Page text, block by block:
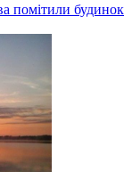
помітили будинок